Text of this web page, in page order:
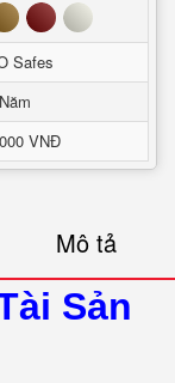
Đỏ Trắng
Safes
VNĐ
Mô tả
Sản